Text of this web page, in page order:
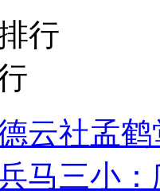
行
云社孟
马三小